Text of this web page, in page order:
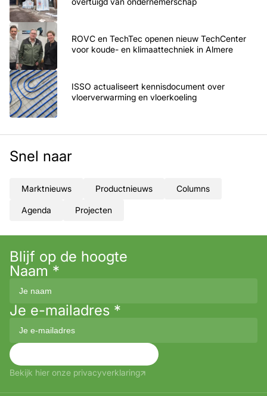
ROVC en TechTec openen nieuw TechCenter
voor koude- en klimaattechniek in Almere
ISSO actualiseert kennisdocument over
vloerverwarming en vloerkoeling
Snel naar
Marktnieuws Productnieuws Columns
Agenda Projecten
Blijf op de hoogte
Naam *
Je e-mailadres *
Bekijk hier onze privacyverklaring